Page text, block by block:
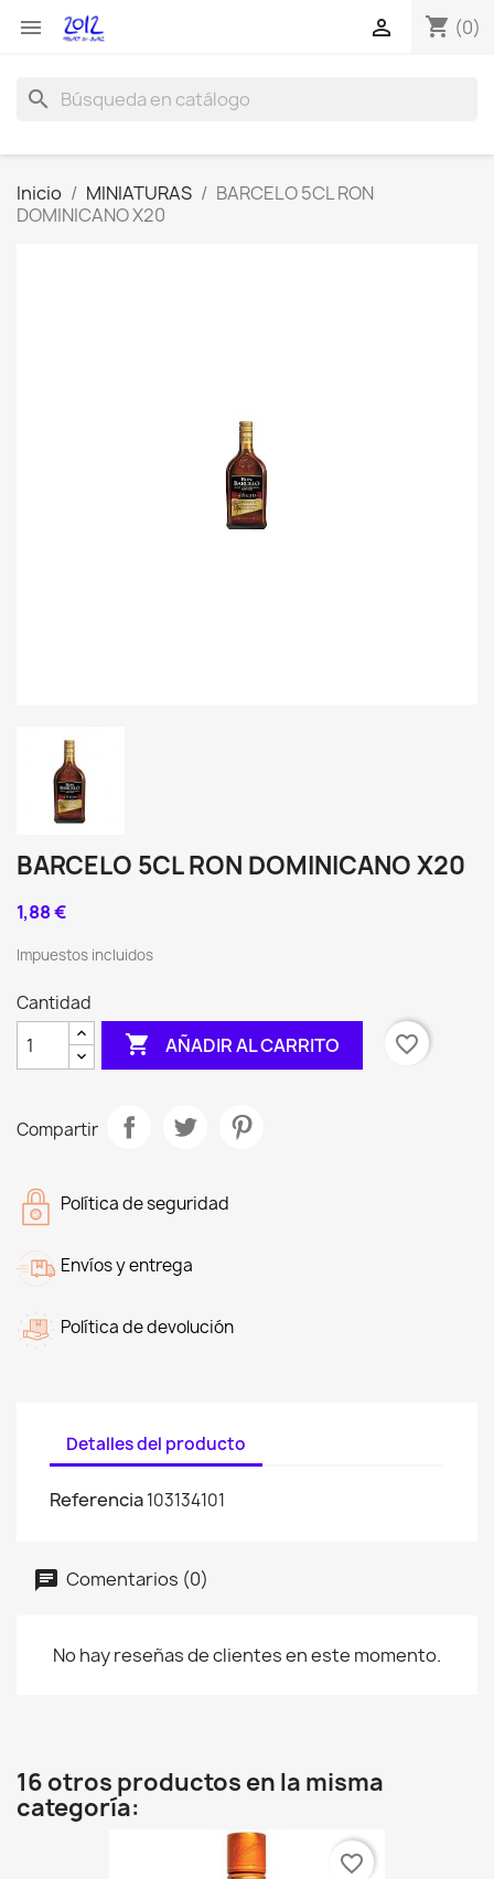
 shopping_cart (0)

search
Inicio MINIATURAS
BARCELO 5CL RON
DOMINICANO X20
BARCELO 5CL RON DOMINICANO X20
1,88 €
Impuestos incluidos
Cantidad
 AÑADIR AL CARRITO favorite_border
Compartir
Política de seguridad
Envíos y entrega
Política de devolución
Detalles del producto
Referencia103134101
Comentarios (0)
No hay reseñas de clientes en este momento.
16 otros productos en la misma
categoría:
favorite_border